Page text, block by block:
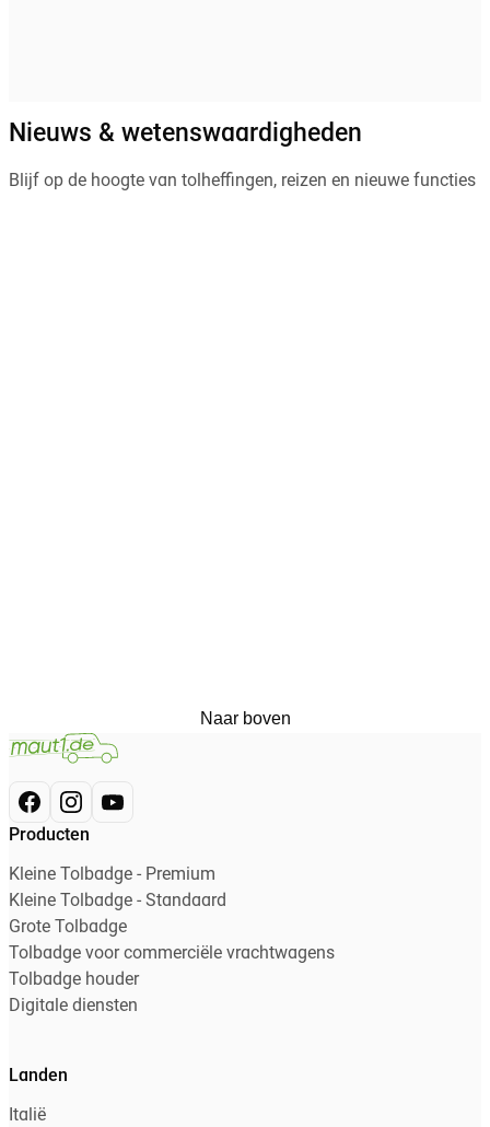
Nieuws & wetenswaardigheden
Blijf op de hoogte van tolheffingen, reizen en nieuwe functies
Naar boven
Producten
Kleine Tolbadge - Premium
Kleine Tolbadge - Standaard
Grote Tolbadge
Tolbadge voor commerciële vrachtwagens
Tolbadge houder
Digitale diensten
Landen
Italië